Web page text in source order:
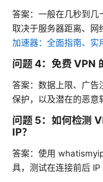
答案：一般在几秒到几
取决于服务器距离、网
加速器：全面指南、实
问题 4：免费 VPN
答案：数据上限、广告
保护，以及潜在的恶意
问题 5：如何检测
IP？
答案：使用
具，测试在连接前后 IP